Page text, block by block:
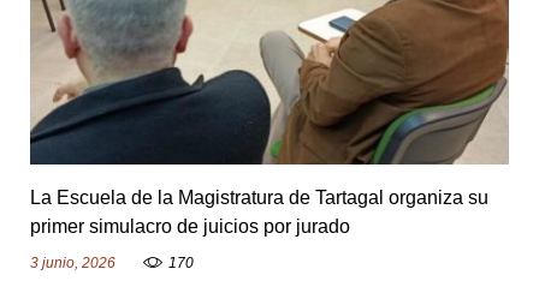
La Escuela de la Magistratura de Tartagal organiza su
primer simulacro de juicios por jurado
3 junio, 2026 170